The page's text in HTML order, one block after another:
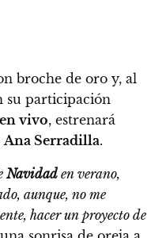
broche de oro y, al
su participación
vivo, estrenará
Ana Serradilla.
Navidad en verano,
aunque, no me
hacer un proyecto de